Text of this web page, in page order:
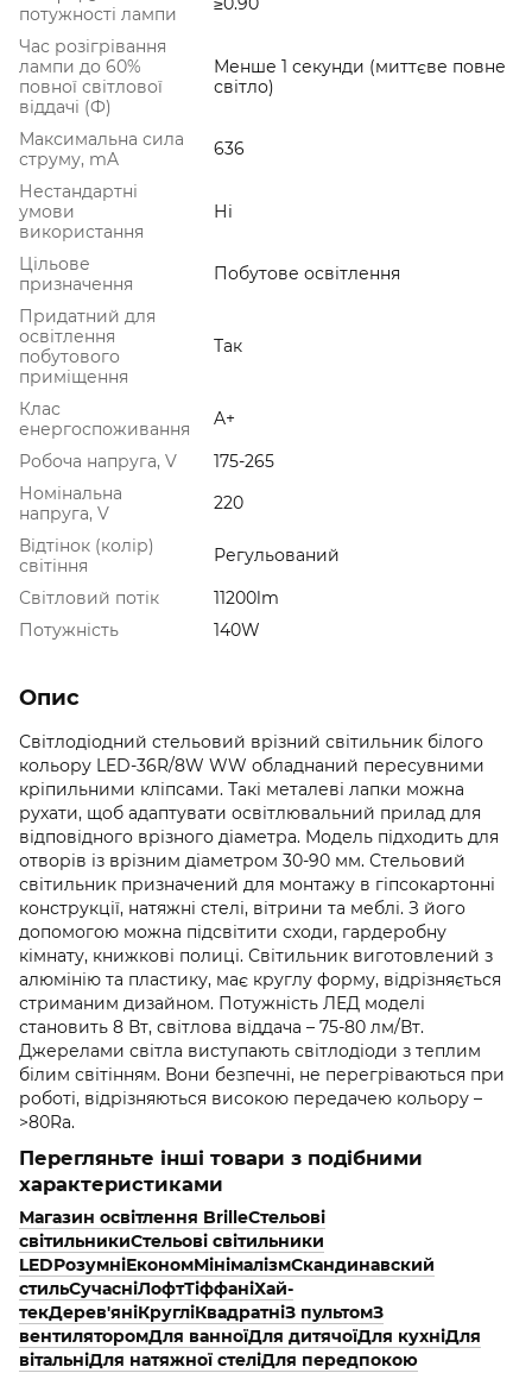
потужності лампи
Час розігрівання
лампи до 60%
повної світлової
віддачі (Ф)
Менше 1 секунди (миттєве повне
світло)
Максимальна сила
струму, mA
636
Нестандартні
умови
використання
Ні
Цільове
призначення
Побутове освітлення
Придатний для
освітлення
побутового
приміщення
Так
Клас
енергоспоживання
A+
Робоча напруга, V
175-265
Номінальна
напруга, V
220
Відтінок (колір)
світіння
Регульований
Світловий потік
11200lm
Потужність
140W
Опис
Світлодіодний стельовий врізний світильник білого
кольору LED-36R/8W WW обладнаний пересувними
кріпильними кліпсами. Такі металеві лапки можна
рухати, щоб адаптувати освітлювальний прилад для
відповідного врізного діаметра. Модель підходить для
отворів із врізним діаметром 30-90 мм. Стельовий
світильник призначений для монтажу в гіпсокартонні
конструкції, натяжні стелі, вітрини та меблі. З його
допомогою можна підсвітити сходи, гардеробну
кімнату, книжкові полиці. Світильник виготовлений з
алюмінію та пластику, має круглу форму, відрізняється
стриманим дизайном. Потужність ЛЕД моделі
становить 8 Вт, світлова віддача – 75-80 лм/Вт.
Джерелами світла виступають світлодіоди з теплим
білим світінням. Вони безпечні, не перегріваються при
роботі, відрізняються високою передачею кольору –
>80Ra.
Перегляньте інші товари з подібними
характеристиками
Магазин освітлення BrilleСтельові
світильникиСтельові світильники
LEDРозумніЕкономМінімалізмСкандинавский
стильСучасніЛофтТіффаніХай-
текДерев'яніКругліКвадратніЗ пультомЗ
вентиляторомДля ванноїДля дитячоїДля кухніДля
вітальніДля натяжної стеліДля передпокою